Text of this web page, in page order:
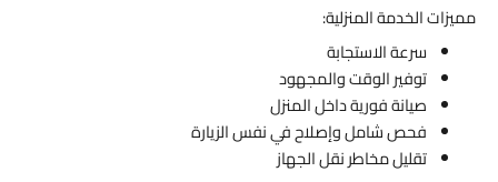
مميزات الخدمة المنزلية:
سرعة الاستجابة
توفير الوقت والمجهود
صيانة فورية داخل المنزل
فحص شامل وإصلاح في نفس الزيارة
تقليل مخاطر نقل الجهاز